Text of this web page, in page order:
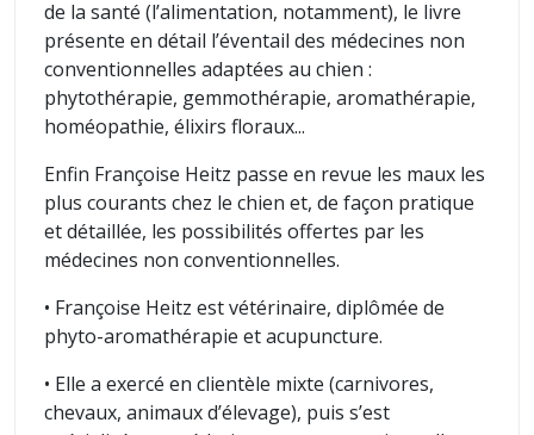
de la santé (l’alimentation, notamment), le livre
présente en détail l’éventail des médecines non
conventionnelles adaptées au chien :
phytothérapie, gemmothérapie, aromathérapie,
homéopathie, élixirs floraux...
Enfin Françoise Heitz passe en revue les maux les
plus courants chez le chien et, de façon pratique
et détaillée, les possibilités offertes par les
médecines non conventionnelles.
• Françoise Heitz est vétérinaire, diplômée de
phyto-aromathérapie et acupuncture.
• Elle a exercé en clientèle mixte (carnivores,
chevaux, animaux d’élevage), puis s’est